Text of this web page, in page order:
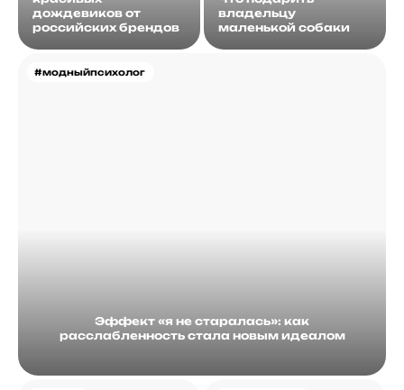
дождевиков от
российских брендов
#модныйпсихолог
Эффект «я не старалась»: как
расслабленность стала новым идеалом
владельцу
маленькой собаки